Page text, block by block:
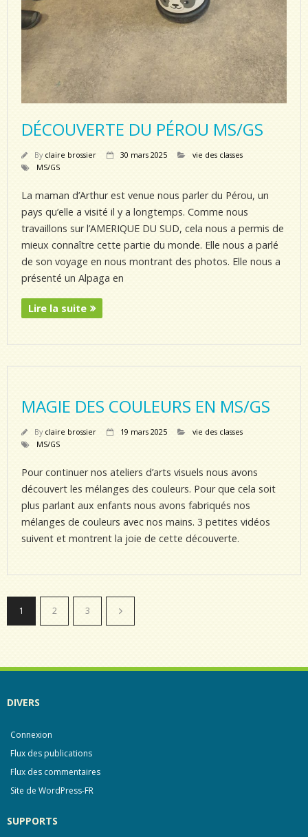
DÉCOUVERTE DU PÉROU MS/GS
By claire brossier 30 mars 2025
vie des classes
MS/GS
La maman d’Arthur est venue nous parler du Pérou, un
pays qu’elle a visité il y a longtemps. Comme nous
travaillons sur l’AMERIQUE DU SUD, cela nous a permis de
mieux connaître cette partie du monde. Elle nous a parlé
de son voyage en nous montrant des photos. Elle nous a
présenté un Alpaga en
Lire la suite
MAGIE DES COULEURS EN MS/GS
By claire brossier 19 mars 2025
vie des classes
MS/GS
Pour continuer nos ateliers d’arts visuels nous avons
découvert les mélanges des couleurs. Pour que cela soit
plus parlant aux enfants nous avons fabriqués nos
mélanges de couleurs avec nos mains. 3 petites vidéos
suivent et montrent la joie de cette découverte.
1 2 3
DIVERS
Connexion
Flux des publications
Flux des commentaires
Site de WordPress-FR
SUPPORTS